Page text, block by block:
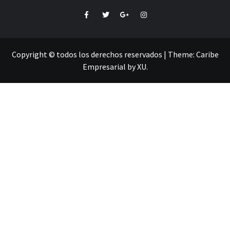
FacebookTwitterGoogle+Instagram
Copyright © todos los derechos reservados | Theme: Caribe
Empresarial byXU.